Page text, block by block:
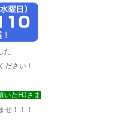
た
ださい！
いたHJさま
せ！！！